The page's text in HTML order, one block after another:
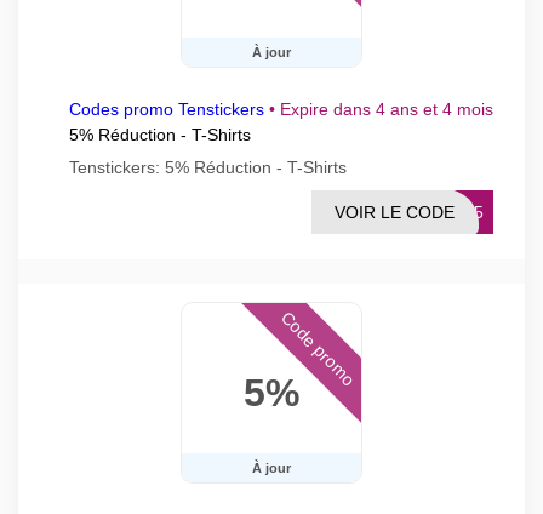
À jour
Codes promo Tenstickers • Expire dans 4 ans et 4 mois
5% Réduction - T-Shirts
Tenstickers: 5% Réduction - T-Shirts
TS5
VOIR LE CODE
5%
À jour
Code promo